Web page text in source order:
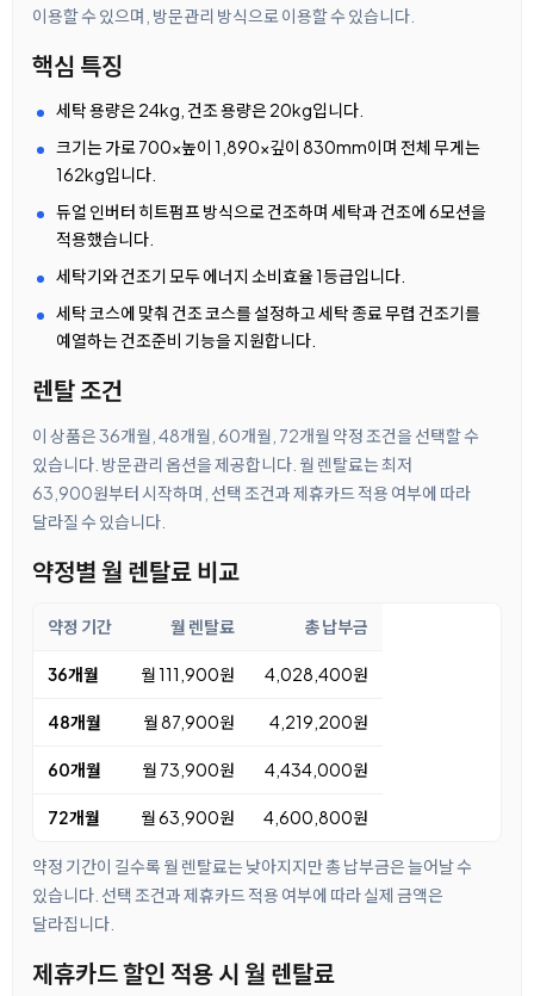
이용할 수 있으며, 방문관리 방식으로 이용할 수 있습니다.
핵심 특징
세탁 용량은 24kg, 건조 용량은 20kg입니다.
크기는 가로 700×높이 1,890×깊이 830mm이며 전체 무게는
162kg입니다.
듀얼 인버터 히트펌프 방식으로 건조하며 세탁과 건조에 6모션을
적용했습니다.
세탁기와 건조기 모두 에너지 소비효율 1등급입니다.
세탁 코스에 맞춰 건조 코스를 설정하고 세탁 종료 무렵 건조기를
예열하는 건조준비 기능을 지원합니다.
렌탈 조건
이 상품은 36개월, 48개월, 60개월, 72개월 약정 조건을 선택할 수
있습니다. 방문관리 옵션을 제공합니다. 월 렌탈료는 최저
63,900원부터 시작하며, 선택 조건과 제휴카드 적용 여부에 따라
달라질 수 있습니다.
약정별 월 렌탈료 비교
약정 기간 월 렌탈료 총 납부금
36개월 월 111,900원 4,028,400원
48개월 월 87,900원 4,219,200원
60개월 월 73,900원 4,434,000원
72개월 월 63,900원 4,600,800원
약정 기간이 길수록 월 렌탈료는 낮아지지만 총 납부금은 늘어날 수
있습니다. 선택 조건과 제휴카드 적용 여부에 따라 실제 금액은
달라집니다.
제휴카드 할인 적용 시 월 렌탈료